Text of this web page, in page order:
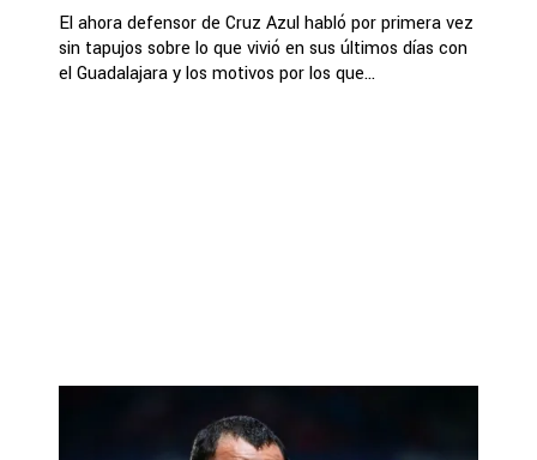
El ahora defensor de Cruz Azul habló por primera vez
sin tapujos sobre lo que vivió en sus últimos días con
el Guadalajara y los motivos por los que...